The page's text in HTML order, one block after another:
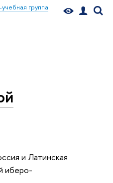
группа
и Латинская
иберо-